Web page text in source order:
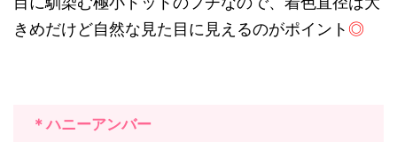
きめだけど自然な見た目に見えるのがポイント ◎
＊ハニーアンバー